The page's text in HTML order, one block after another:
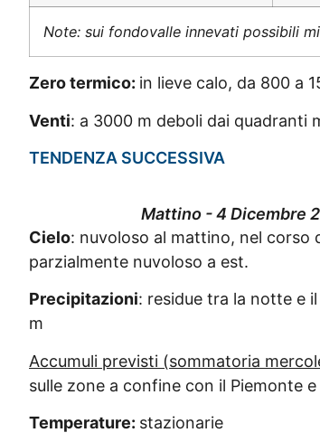
Note: sui fondovalle innevati possibili
Zero termico: in lieve calo, da 800 a
Venti: a 3000 m deboli dai quadranti
TENDENZA SUCCESSIVA
Mattino - 4 Dicembre
Cielo: nuvoloso al mattino, nel corso
parzialmente nuvoloso a est.
Precipitazioni: residue tra la notte e
m
Accumuli previsti (sommatoria
sulle zone a confine con il Piemonte
Temperature: stazionarie